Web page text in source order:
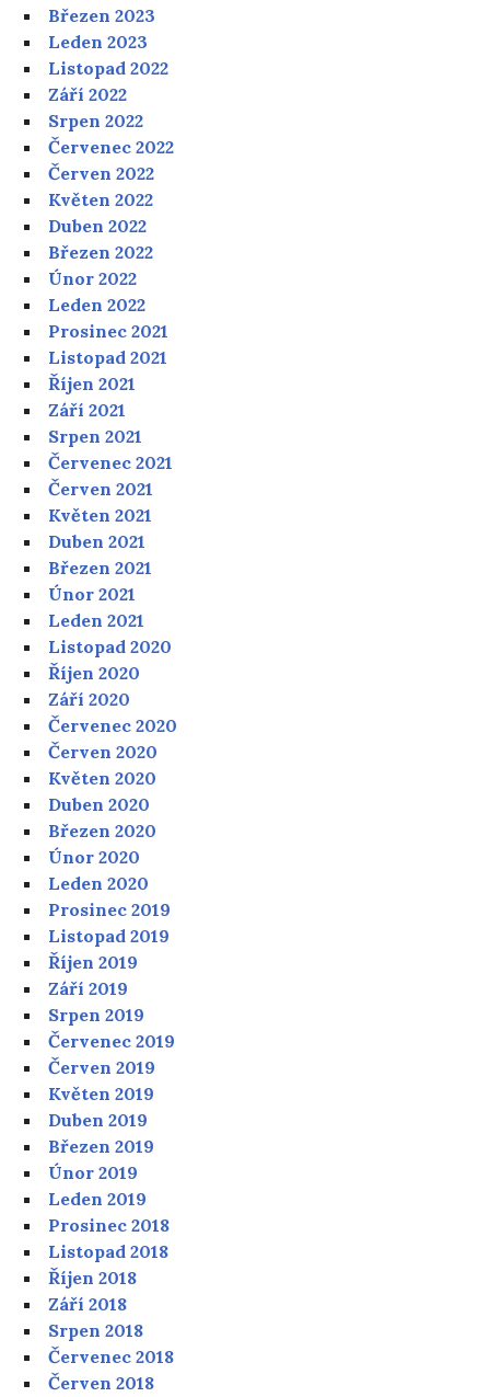
Březen 2023
Leden 2023
Listopad 2022
Září 2022
Srpen 2022
Červenec 2022
Červen 2022
Květen 2022
Duben 2022
Březen 2022
Únor 2022
Leden 2022
Prosinec 2021
Listopad 2021
Říjen 2021
Září 2021
Srpen 2021
Červenec 2021
Červen 2021
Květen 2021
Duben 2021
Březen 2021
Únor 2021
Leden 2021
Listopad 2020
Říjen 2020
Září 2020
Červenec 2020
Červen 2020
Květen 2020
Duben 2020
Březen 2020
Únor 2020
Leden 2020
Prosinec 2019
Listopad 2019
Říjen 2019
Září 2019
Srpen 2019
Červenec 2019
Červen 2019
Květen 2019
Duben 2019
Březen 2019
Únor 2019
Leden 2019
Prosinec 2018
Listopad 2018
Říjen 2018
Září 2018
Srpen 2018
Červenec 2018
Červen 2018